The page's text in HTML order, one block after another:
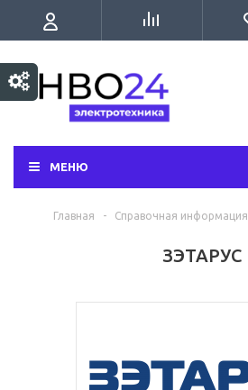
МЕНЮ
Главная - Справочная информация
ЗЭТАРУС